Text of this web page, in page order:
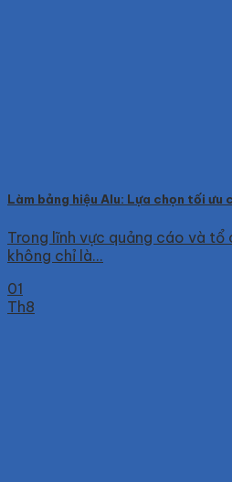
Làm bảng hiệu Alu: Lựa chọn tối ưu
Trong lĩnh vực quảng cáo và tổ
không chỉ là...
01
Th8